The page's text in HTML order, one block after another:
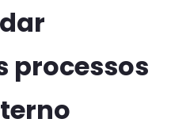
processos